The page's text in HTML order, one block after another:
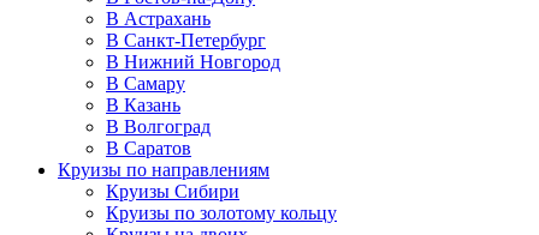
В Астрахань
В Санкт-Петербург
В Нижний Новгород
В Самару
В Казань
В Волгоград
В Саратов
Круизы по направлениям
Круизы Сибири
Круизы по золотому кольцу